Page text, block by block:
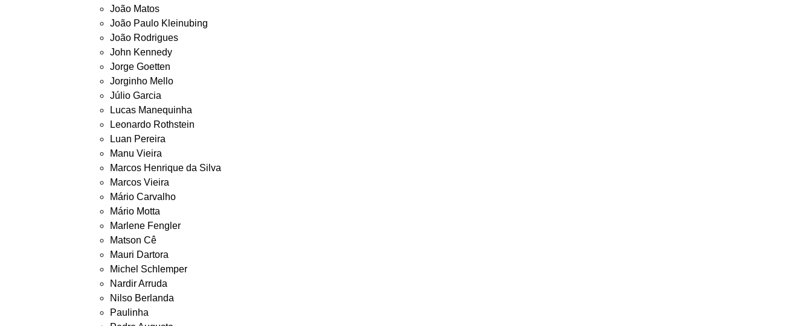
João Matos
João Paulo Kleinubing
João Rodrigues
John Kennedy
Jorge Goetten
Jorginho Mello
Júlio Garcia
Lucas Manequinha
Leonardo Rothstein
Luan Pereira
Manu Vieira
Marcos Henrique da Silva
Marcos Vieira
Mário Carvalho
Mário Motta
Marlene Fengler
Matson Cê
Mauri Dartora
Michel Schlemper
Nardir Arruda
Nilso Berlanda
Paulinha